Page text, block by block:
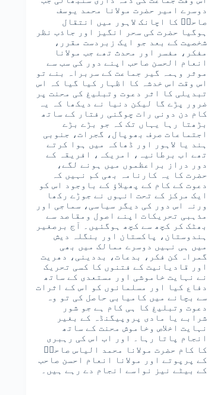
دوسرے امیر حضرت مولانا محمد یوسف
صاحبؒ کا اچانک لاہور میں انتقال
ہوگیا حضرت کی سحر انگیز اور جاذب نظر
شخصیت کے بعد جو ایک زبردست مقرر،
مفکر، مفسر اور محدث تھے جب مولانا
انعام الحسن صاحب اپنے دور کی سب سے
موثر وہمہ گیر جماعت کے سربراہ بنے تو
اس وقت اس خدشہ کا اظہار کیا گیا کہ اس
تبدیلی کا اثر دعوت وتبلیغ کی محنت پر
ضرور پڑے گا لیکن دنیا نے دیکھا کہ یہ
کام دن دونی رات چوگنی رفتار کے ساتھ
بڑھتا رہا یہاں تک کہ جو بڑے بڑے
اجتماعات صرف بھوپال، گجرات، جنوبی
ہند یا لاہور اور ڈھاکہ میں ہوا کرتے
تھے اب برطانیہ، امریکہ، افریقہ کے
دور دراز براعظموں میں ہونے لگے،
حضرت کا یہ کارنامہ بھی کم نہیں کہ
دعوت کے کام کے پھیلاؤ کے باوجود اس کو
ایک مرکز کے تحت انہوں نے جوڑے رکھا
ورنہ اس دور کی دیگر سیاسی، سماجی اور
مذہبی تحریکات اپنے اصول ومقاصد سے
بھٹک کر کچھ سے کچھ ہوگئیں۔ آج برصغیر
ہندوستان، پاکستان اور بنگلہ دیش
میں ہی نہیں دوسرے ممالک میں بھی
گمراہ کن فکر، بدعات، بددینی، دھریت
اور قادیانیت کے فتنوں کا کسی تحریک
نے نہایت خاموشی اور مستعدی کے ساتھ
دفاع کیا اور مسلمانوں کو اس کے اثرات
سے بچانے میں کامیابی حاصل کی تو وہ
دعوت وتبلیغ کا ہی کام ہے جو شور
شرابے یا مادی پروپیگنڈہ کے بغیر
نہایت اخلاص وخاموش محنت کے ساتھ
انجام پاتا رہا۔ اور اب اس کی رہبری
کا کام حضرت مولانا محمد الیاس صاحبؒ
کے پرپوتے اور مولانا انعام احسن صاحب
کے بیٹے نیز نواسے انجام دے رہے ہیں۔